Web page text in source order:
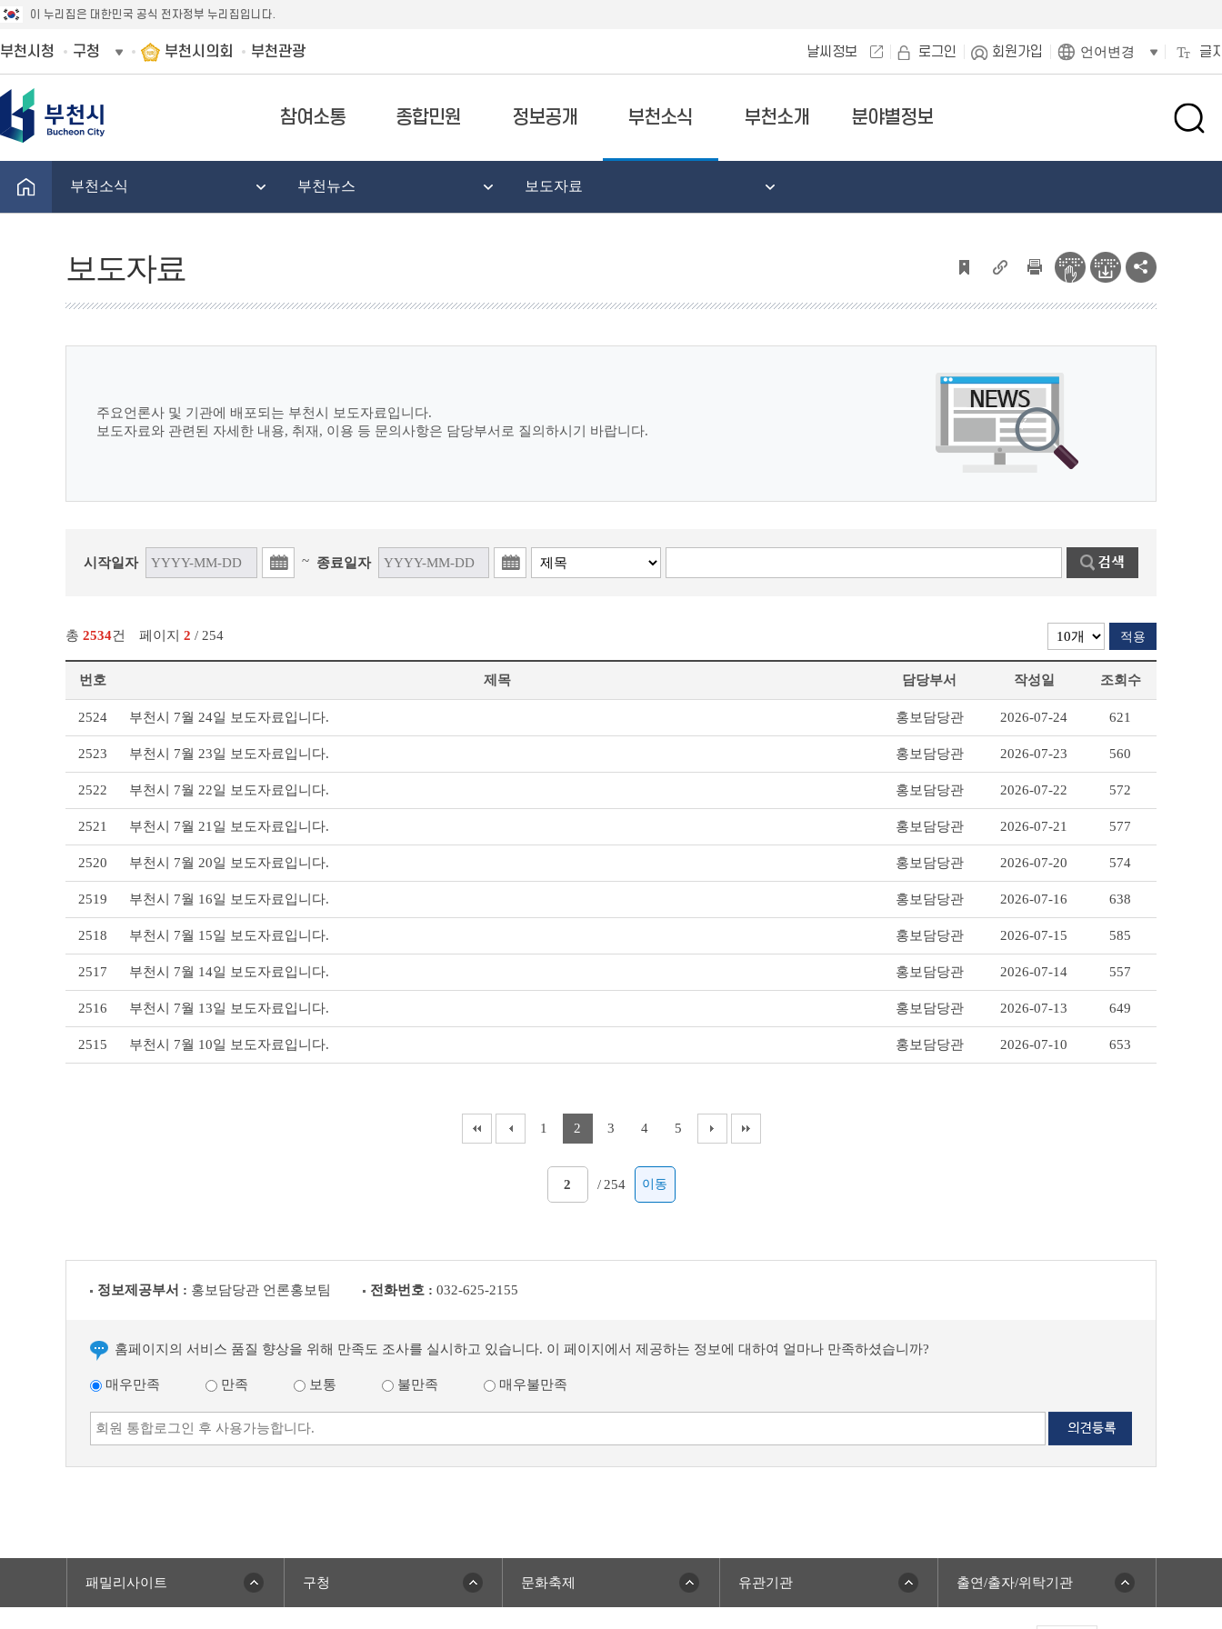
이 누리집은 대한민국 공식 전자정부 누리집입니다.
부천시청 구청 부천시의회 부천관광 날씨정보 로그인 회원가입 언어변경 글
참여소통 종합민원 정보공개 부천소식 부천소개 분야별정보
검
창
부천소식 부천뉴스 보도자료
보도자료
주요언론사 및 기관에 배포되는 부천시 보도자료입니다.
보도자료와 관련된 자세한 내용, 취재, 이용 등 문의사항은 담당부서로 질의하시기 바랍니다.
시작일자 ~ 종료일자
총 2534건 페이지 2 / 254 적용
도
료
스
트
테
이
블
번호 제목 담당부서 작성일 조회수
2524 부천시 7월 24일 보도자료입니다. 홍보담당관 2026-07-24 621
2523 부천시 7월 23일 보도자료입니다. 홍보담당관 2026-07-23 560
2522 부천시 7월 22일 보도자료입니다. 홍보담당관 2026-07-22 572
2521 부천시 7월 21일 보도자료입니다. 홍보담당관 2026-07-21 577
2520 부천시 7월 20일 보도자료입니다. 홍보담당관 2026-07-20 574
2519 부천시 7월 16일 보도자료입니다. 홍보담당관 2026-07-16 638
2518 부천시 7월 15일 보도자료입니다. 홍보담당관 2026-07-15 585
2517 부천시 7월 14일 보도자료입니다. 홍보담당관 2026-07-14 557
2516 부천시 7월 13일 보도자료입니다. 홍보담당관 2026-07-13 649
2515 부천시 7월 10일 보도자료입니다. 홍보담당관 2026-07-10 653
1 2 3 4 5
/ 254 이동
정보제공부서 : 홍보담당관 언론홍보팀 전화번호 : 032-625-2155
홈페이지의 서비스 품질 향상을 위해 만족도 조사를 실시하고 있습니다. 이 페이지에서 제공하는 정보에 대하여 얼마나 만족하셨습니까?
매우만족 만족 보통 불만족 매우불만족
패밀리사이트 구청 문화축제 유관기관 출연/출자/위탁기관